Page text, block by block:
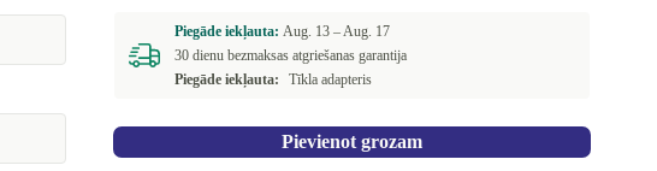
Piegāde iekļauta:Aug. 13 –Aug. 17
30 dienu bezmaksas atgriešanas garantija
Piegāde iekļauta:
Tīkla adapteris
Pievienot grozam